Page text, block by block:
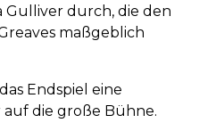
Gulliver durch, die den
maßgeblich
Endspiel eine
die große Bühne.